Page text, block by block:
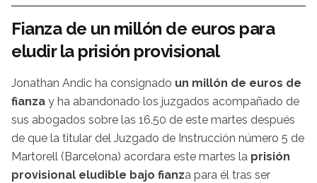
Fianza de un millón de euros para
eludir la prisión provisional
Jonathan Andic ha consignado un millón de euros de
fianza y ha abandonado los juzgados acompañado de
sus abogados sobre las 16.50 de este martes después
de que la titular del Juzgado de Instrucción número 5 de
Martorell (Barcelona) acordara este martes la prisión
provisional eludible bajo fianza para él tras ser